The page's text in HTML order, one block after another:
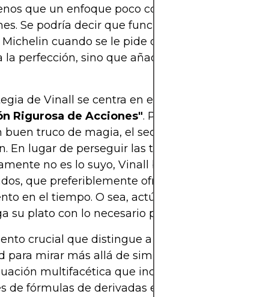
que un enfoque poco convencional hacia las
Se podría decir que funciona como un chef
cuando se le pide que hierva un huevo.
la perfección, sino que añade un toque que
de Vinall se centra en el
Rigurosa de Acciones". Puede sonar sencillo,
buen truco de magia, el secreto está en los
En lugar de perseguir las tendencias del
no es lo suyo, Vinall busca negocios
que preferiblemente ofrezcan compuestos
en el tiempo. O sea, actúa como ese tipo en
su plato con lo necesario para durar toda la
crucial que distingue a Vinall de sus pares
para mirar más allá de simplemente los
multifacética que incluso podría hacer a
de fórmulas de derivadas enloquecer de